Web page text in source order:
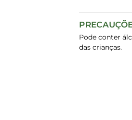
Pode conter
das crianças.